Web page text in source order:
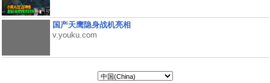
国产天鹰隐身战机亮相
v.youku.com